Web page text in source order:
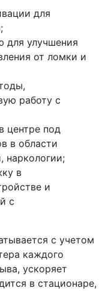
для
для улучшения
от ломки и
работу с
центре под
в области
наркологии;
в
и
с
с учетом
каждого
ускоряет
в стационаре,